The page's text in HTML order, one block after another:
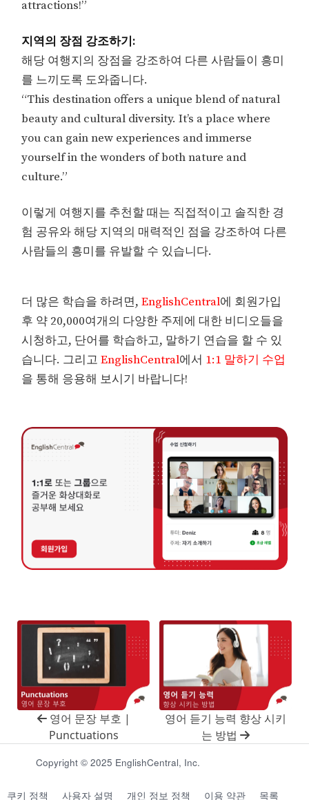
attractions!”
지역의 장점 강조하기:
해당 여행지의 장점을 강조하여 다른 사람들이 흥미
를 느끼도록 도와줍니다.
“This destination offers a unique blend of natural
beauty and cultural diversity. It’s a place where
you can gain new experiences and immerse
yourself in the wonders of both nature and
culture.”
이렇게 여행지를 추천할 때는 직접적이고 솔직한 경
험 공유와 해당 지역의 매력적인 점을 강조하여 다른
사람들의 흥미를 유발할 수 있습니다.
더 많은 학습을 하려면,EnglishCentral에 회원가입
후 약 20,000여개의 다양한 주제에 대한 비디오들을
시청하고, 단어를 학습하고, 말하기 연습을 할 수 있
습니다. 그리고EnglishCentral에서 1:1 말하기 수업
을 통해 응용해 보시기 바랍니다!
영어 문장 부호 |
Punctuations
영어 듣기 능력 향상 시키
는 방법
Copyright © 2025 EnglishCentral, Inc.
쿠키 정책 사용자 설명 개인 정보 정책 이용 약관 목록